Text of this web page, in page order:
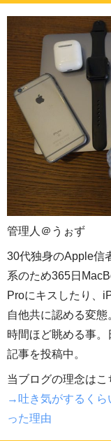
管理人＠うぉず
30代独身のApple信
系のため365日
Proにキスしたり、
自他共に認める変
時間ほど眺める事
記事を投稿中。
当ブログの理念はこ
→吐き気がするくら
った理由